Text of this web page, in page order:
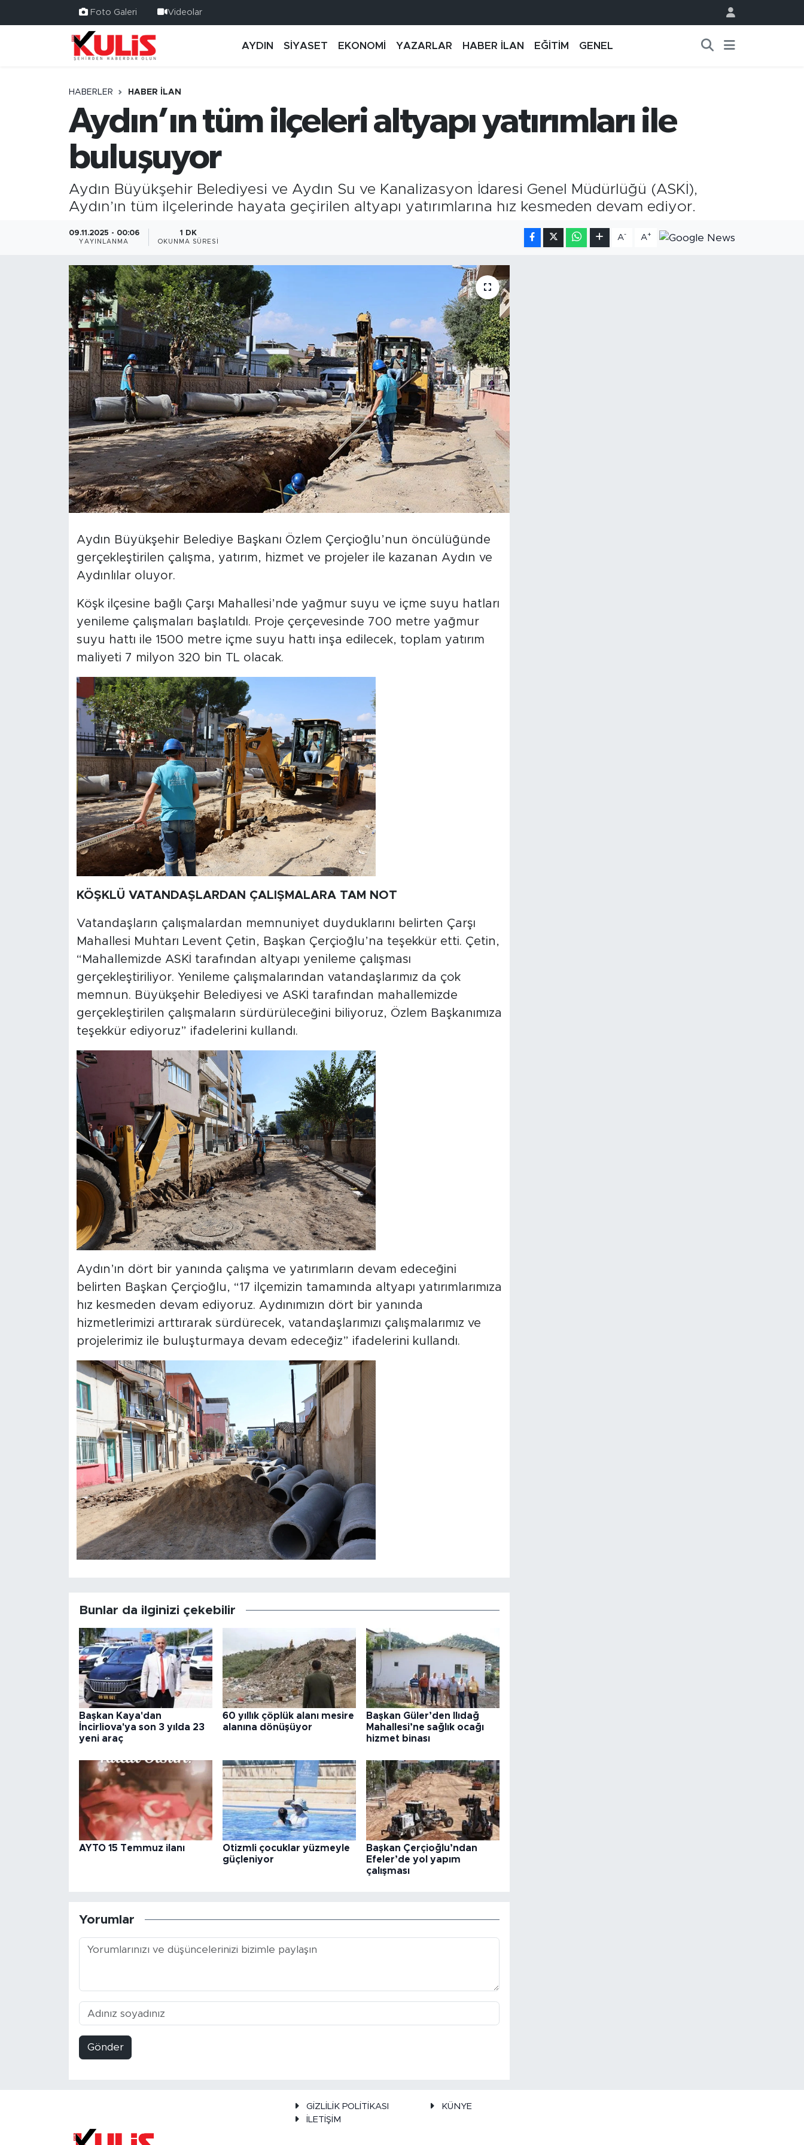
Foto Galeri Videolar
AYDIN SİYASET EKONOMİ YAZARLAR HABER İLAN EĞİTİM GENEL
HABERLER HABER İLAN
Aydın’ın tüm ilçeleri altyapı yatırımları ile
buluşuyor
Aydın Büyükşehir Belediyesi ve Aydın Su ve Kanalizasyon İdaresi Genel Müdürlüğü (ASKİ),
Aydın’ın tüm ilçelerinde hayata geçirilen altyapı yatırımlarına hız kesmeden devam ediyor.
09.11.2025 - 00:06
YAYINLANMA
1 DK
OKUNMA SÜRESI
A- A+
Aydın Büyükşehir Belediye Başkanı Özlem Çerçioğlu’nun öncülüğünde
gerçekleştirilen çalışma, yatırım, hizmet ve projeler ile kazanan Aydın ve
Aydınlılar oluyor.
Köşk ilçesine bağlı Çarşı Mahallesi’nde yağmur suyu ve içme suyu hatları
yenileme çalışmaları başlatıldı. Proje çerçevesinde 700 metre yağmur
suyu hattı ile 1500 metre içme suyu hattı inşa edilecek, toplam yatırım
maliyeti 7 milyon 320 bin TL olacak.
KÖŞKLÜ VATANDAŞLARDAN ÇALIŞMALARA TAM NOT
Vatandaşların çalışmalardan memnuniyet duyduklarını belirten Çarşı
Mahallesi Muhtarı Levent Çetin, Başkan Çerçioğlu’na teşekkür etti. Çetin,
“Mahallemizde ASKİ tarafından altyapı yenileme çalışması
gerçekleştiriliyor. Yenileme çalışmalarından vatandaşlarımız da çok
memnun. Büyükşehir Belediyesi ve ASKİ tarafından mahallemizde
gerçekleştirilen çalışmaların sürdürüleceğini biliyoruz, Özlem Başkanımıza
teşekkür ediyoruz” ifadelerini kullandı.
Aydın’ın dört bir yanında çalışma ve yatırımların devam edeceğini
belirten Başkan Çerçioğlu, “17 ilçemizin tamamında altyapı yatırımlarımıza
hız kesmeden devam ediyoruz. Aydınımızın dört bir yanında
hizmetlerimizi arttırarak sürdürecek, vatandaşlarımızı çalışmalarımız ve
projelerimiz ile buluşturmaya devam edeceğiz” ifadelerini kullandı.
Bunlar da ilginizi çekebilir
Başkan Kaya'dan
İncirliova'ya son 3 yılda 23
yeni araç
60 yıllık çöplük alanı mesire
alanına dönüşüyor
Başkan Güler’den Ilıdağ
Mahallesi’ne sağlık ocağı
hizmet binası
AYTO 15 Temmuz ilanı
Otizmli çocuklar yüzmeyle
güçleniyor
Başkan Çerçioğlu’ndan
Efeler’de yol yapım
çalışması
Yorumlar
Gönder
GİZLİLİK POLİTİKASI
KÜNYE
İLETİŞİM